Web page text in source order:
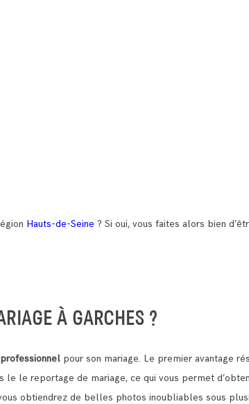
Hauts-de-Seine ? Si oui, vous faites alors bien
À GARCHES ?
pour son mariage. Le premier avantage
le le reportage de mariage, ce qui vous permet
obtiendrez de belles photos inoubliables sous